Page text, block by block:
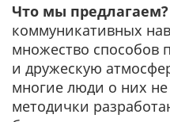
Что мы предлагаем?
коммуникативных
множество способов
и дружескую
многие люди о них
методички